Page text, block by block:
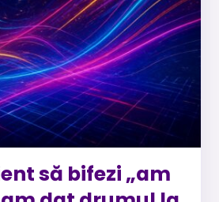
să bifezi „am